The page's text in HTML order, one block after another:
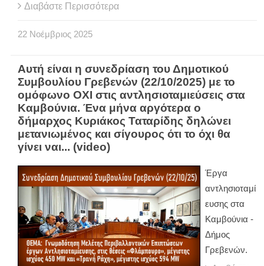
Διαβάστε Περισσότερα
22 Νοέμβριος 2025
Αυτή είναι η συνεδρίαση του Δημοτικού
Συμβουλίου Γρεβενών (22/10/2025) με το
ομόφωνο ΟΧΙ στις αντλησιοταμιεύσεις στα
Καμβούνια. Ένα μήνα αργότερα ο
δήμαρχος Κυριάκος Ταταρίδης δηλώνει
μετανιωμένος και σίγουρος ότι το όχι θα
γίνει ναι... (video)
Έργα
αντλησιοταμί
ευσης στα
Καμβούνια -
Δήμος
Γρεβενών.